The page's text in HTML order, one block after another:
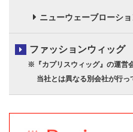
ニューウェーブローシ
ファッションウィッグ
※『カプリスウィッグ』の運営
当社とは異なる別会社が行って